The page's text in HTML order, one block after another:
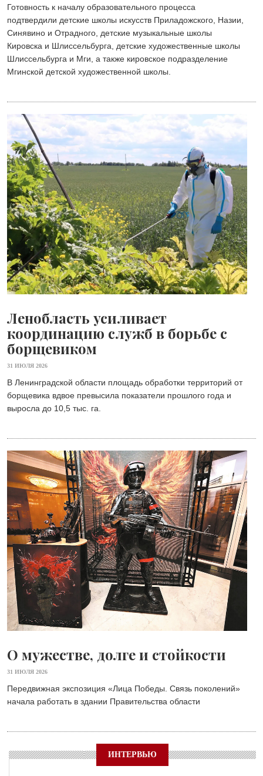
Готовность к началу образовательного процесса
подтвердили детские школы искусств Приладожского, Назии,
Синявино и Отрадного, детские музыкальные школы
Кировска и Шлиссельбурга, детские художественные школы
Шлиссельбурга и Мги, а также кировское подразделение
Мгинской детской художественной школы.
Ленобласть усиливает
координацию служб в борьбе с
борщевиком
31 ИЮЛЯ 2026
В Ленинградской области площадь обработки территорий от
борщевика вдвое превысила показатели прошлого года и
выросла до 10,5 тыс. га.
О мужестве, долге и стойкости
31 ИЮЛЯ 2026
Передвижная экспозиция «Лица Победы. Связь поколений»
начала работать в здании Правительства области
ИНТЕРВЬЮ